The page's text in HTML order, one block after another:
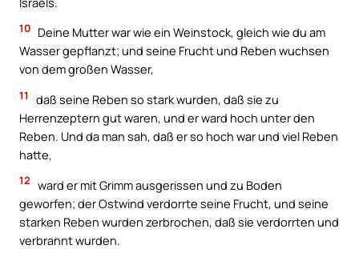
10 Deine Mutter war wie ein Weinstock, gleich wie du am
Wasser gepflanzt; und seine Frucht und Reben wuchsen
von dem großen Wasser,
11
daß seine Reben so stark wurden, daß sie zu
Herrenzeptern gut waren, und er ward hoch unter den
Reben. Und da man sah, daß er so hoch war und viel Reben
hatte,
12 ward er mit Grimm ausgerissen und zu Boden
geworfen; der Ostwind verdorrte seine Frucht, und seine
starken Reben wurden zerbrochen, daß sie verdorrten und
verbrannt wurden.